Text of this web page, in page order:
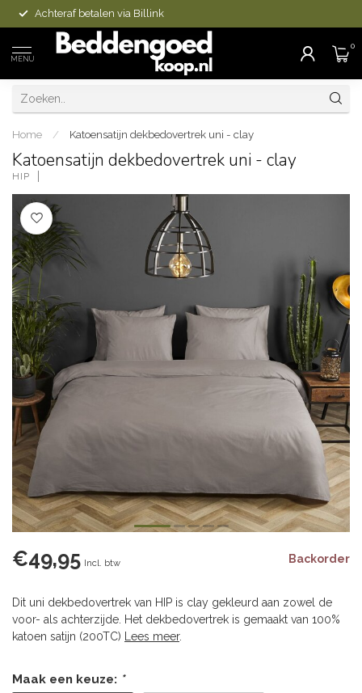
Achteraf betalen via Billink
MENU
0
Home / Katoensatijn dekbedovertrek uni - clay
Katoensatijn dekbedovertrek uni - clay
HIP
€49,95 Incl. btw Backorder
Dit uni dekbedovertrek van HIP is clay gekleurd aan zowel de
voor- als achterzijde. Het dekbedovertrek is gemaakt van 100%
katoen satijn (200TC)
Lees meer.
Maak een keuze: *